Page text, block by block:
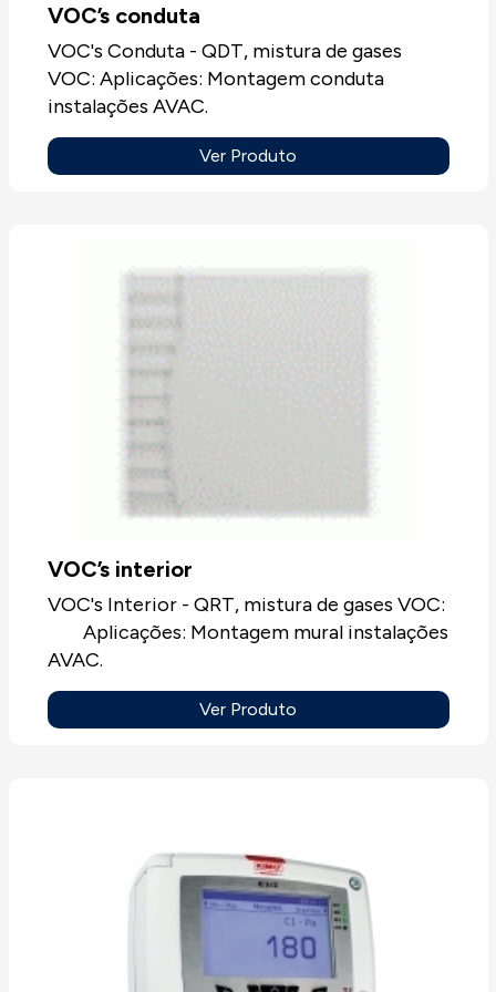
VOC’s conduta
VOC's Conduta - QDT, mistura de gases
VOC: Aplicações: Montagem conduta
instalações AVAC.
Ver Produto
VOC’s interior
VOC's Interior - QRT, mistura de gases VOC:
Aplicações: Montagem mural instalações
AVAC.
Ver Produto